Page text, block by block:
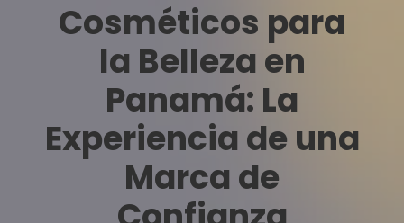
Cosméticos para
la Belleza en
Panamá: La
Experiencia de una
Marca de